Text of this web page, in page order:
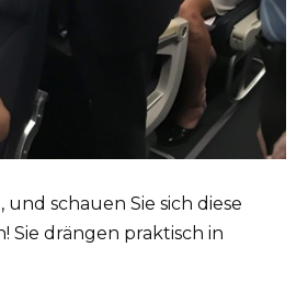
und schauen Sie sich diese
Sie drängen praktisch in